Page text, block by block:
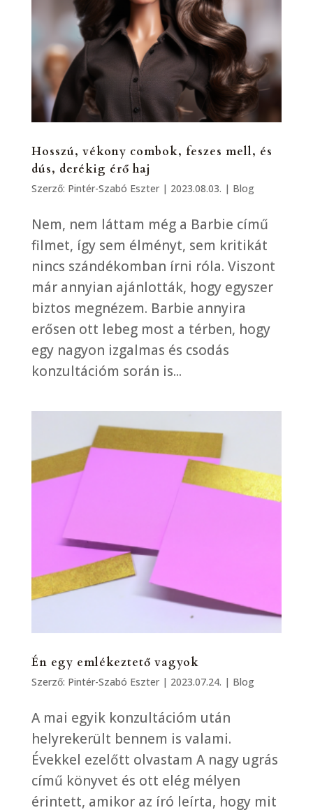
Hosszú, vékony combok, feszes mell, és
dús, derékig érő haj
Szerző: Pintér-Szabó Eszter| 2023.08.03. | Blog
Nem, nem láttam még a Barbie című
filmet, így sem élményt, sem kritikát
nincs szándékomban írni róla. Viszont
már annyian ajánlották, hogy egyszer
biztos megnézem. Barbie annyira
erősen ott lebeg most a térben, hogy
egy nagyon izgalmas és csodás
konzultációm során is...
Én egy emlékeztető vagyok
Szerző: Pintér-Szabó Eszter| 2023.07.24. | Blog
A mai egyik konzultációm után
helyrekerült bennem is valami.
Évekkel ezelőtt olvastam A nagy ugrás
című könyvet és ott elég mélyen
érintett, amikor az író leírta, hogy mit